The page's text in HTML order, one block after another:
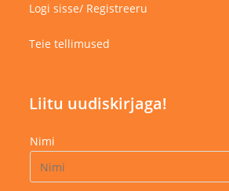
Logi sisse/ Registreeru
Teie tellimused
Liitu uudiskirjaga!
Nimi